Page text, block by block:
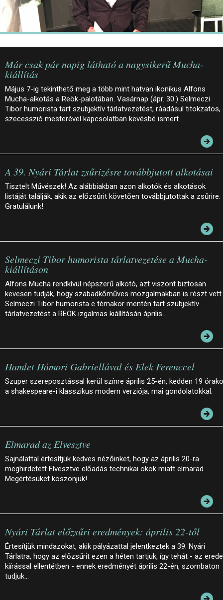
Már csak pár napig látható a nagysikerű Mucha-
kiállítás
Május 7-ig tekinthető meg a több mint hatvan ikonikus Alfons
Mucha-alkotás a Reök-palotában. Vasárnap (ápr. 30.) Selmeczi
Tibor humorista tart szubjektív tárlatvezetést, ráadásul titokzatos,
szecesszió mesterével kapcsolatban kevésbé ismert…
A 39. Nyári Tárlat zsűrizésre továbbjutott alkotásai
Tisztelt Művészek! Az alábbiakban azon alkotók és alkotások
listáját találják, akik az előzsűrit követően továbbjutottak a zsűrire.
Gratulálunk!
Selmeczi Tibor humorista tárlatvezetése a Mucha-
kiállításon
Alfons Mucha rendkívül népszerű alkotó, azt viszont biztosan
kevesen tudják, hogy szabadkőműves mozgalmakban is részt vett.
Selmeczi Tibor humorista e témakör mentén tart szubjektív
tárlatvezetést a REÖK izgalmas kiállításán április…
Hamlet Hámori Gabriellával és Elek Ferenccel
Szuper szereposztással kerül színre április 25-én, kedden 19
a shakespeare-i klasszikus modern verziója, mai gondolatokkal.
Elmarad az Elvesztve
Sajnálattal értesítjük kedves nézőinket, hogy az április 20-ra
meghirdetett Elvesztve előadás technikai okok miatt elmarad.
Megértésüket köszönjük!
Nyári Tárlat előzsűri eredmények: április 22-től
Értesítjük mindazokat, akik pályázattal jelentkeztek a 39. Nyári
Tárlatra, hogy az előzsűrit ezen a héten tartjuk, így tehát - az
kiírással ellentétben - ennek eredményét április 22-én, szombaton
tudjuk…